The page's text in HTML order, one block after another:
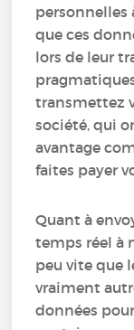
personnelles
que ces
lors de leur
transmettez
société, qui
avantage
faites payer
Quant à
temps réel à
peu vite que
vraiment
données